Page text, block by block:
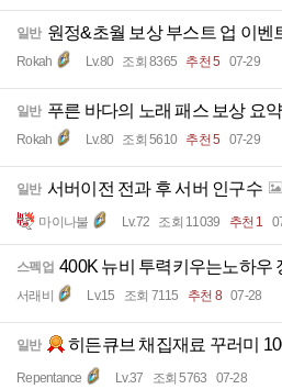
일반 원정&초월 보상 부스트 업 이벤
Rokah Lv.80 조회 8365 추천 5 07-29
일반 푸른 바다의 노래 패스 보상 요
Rokah Lv.80 조회 5610 추천 5 07-29
일반 서버이전 전과 후 서버 인구수
마이나불 Lv.72 조회 11039 추천 1
스펙업 400K 뉴비 투력키우는노하우
서래비 Lv.15 조회 7115 추천 8 07-28
일반 히든큐브 채집재료 꾸러미
Repentance Lv.37 조회 5763 07-28